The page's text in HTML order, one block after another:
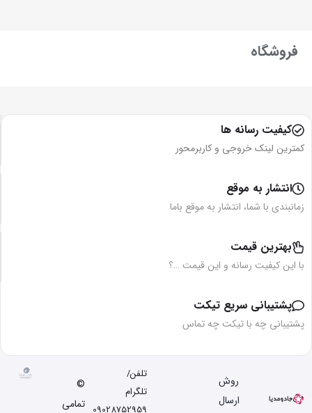
فروشگاه
کیفیت رسانه ها
کمترین لینک خروجی و کاربرمحور
انتشار به موقع
زمانبندی با شما، انتشار به موقع باما
بهترین قیمت
با این کیفیت رسانه و این قیمت …؟
پشتیبانی سریع تیکت
پشتیبانی چه با تیکت چه تماس
روش
ارسال
تلفن/
تلگرام
09028752959
©
تمامی